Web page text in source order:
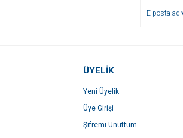
ÜYELİK
Yeni Üyelik
Üye Girişi
Şifremi Unuttum